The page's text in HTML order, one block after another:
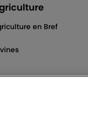
en Bref